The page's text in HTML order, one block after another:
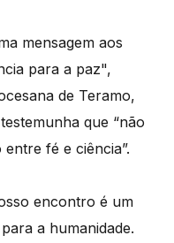
mensagem aos
para a paz",
de Teramo,
que “não
fé e ciência”.
encontro é um
a humanidade.